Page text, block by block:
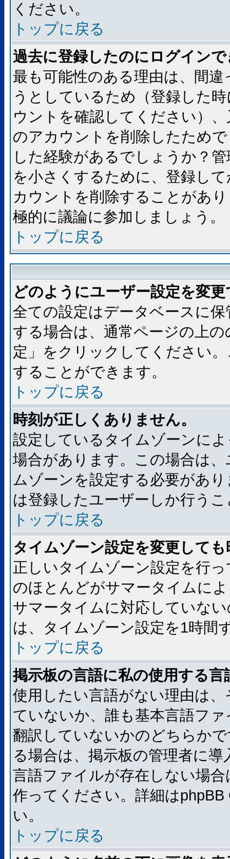
ください。
トップに戻る
過去に登録したのにログイン
最も可能性のある理由は、間
うとしているため（登録した
ウントを確認してください）
のアカウントを削除したため
した経験があるでしょうか？
を小さくするために、登録し
カウントを削除することがあ
極的に議論に参加しましょう。
トップに戻る
どのようにユーザー設定を変
全ての設定はデータベースに
する場合は、通常ページの上
定」をクリックしてください
することができます。
トップに戻る
時刻が正しくありません。
設定しているタイムゾーンに
場合があります。この場合は
ムゾーンを設定する必要があ
は登録したユーザーしか行う
トップに戻る
タイムゾーン設定を変更して
正しいタイムゾーン設定を行
のほとんどがサマータイムに
サマータイムに対応していな
は、タイムゾーン設定を1時間
トップに戻る
掲示板の言語に私の使用する
使用したい言語がない理由は
ていないか、誰も基本言語フ
翻訳していないかのどちらか
る場合は、掲示板の管理者に
言語ファイルが存在しない場
作ってください。詳細は
い。
トップに戻る